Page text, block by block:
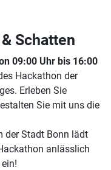
Schatten
09:00 Uhr bis 16:00
Hackathon der
Erleben Sie
Sie mit uns die
der Stadt Bonn lädt
anlässlich